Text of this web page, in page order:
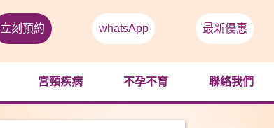
立刻預約 whatsApp 最新優惠
宮頸疾病 不孕不育 聯絡我們